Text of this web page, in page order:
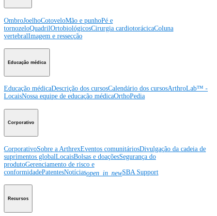
OmbroJoelhoCotoveloMão e punhoPé e
tornozeloQuadrilOrtobiológicosCirurgia cardiotorácicaColuna
vertebralImagem e ressecção
Educação médica
Educação médicaDescrição dos cursosCalendário dos cursosArthroLab™ -
LocaisNossa equipe de educação médicaOrthoPedia
Corporativo
CorporativoSobre a ArthrexEventos comunitáriosDivulgação da cadeia de
suprimentos globalLocaisBolsas e doaçõesSegurança do
produtoGerenciamento de risco e
conformidadePatentesNotíciasopen_in_newSBA Support
Recursos